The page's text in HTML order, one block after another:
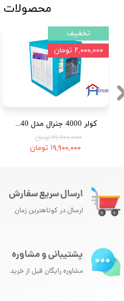
کولر 4000 جنرال مدل GS40 (موتوژن اصلی)
۲۱,۹۰۰,۰۰۰ تومان
۱۹,۹۰۰,۰۰۰ تومان
تخفیف
۲,۰۰۰,۰۰۰ تومان
محصولات
ارسال سریع سفارش
ارسال در کوتاهترین زمان
پشتیبانی و مشاوره
مشاوره رایگان قبل از خرید